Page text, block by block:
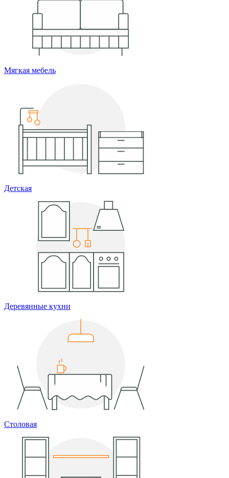
Мягкая мебель
Детская
Деревянные кухни
Столовая